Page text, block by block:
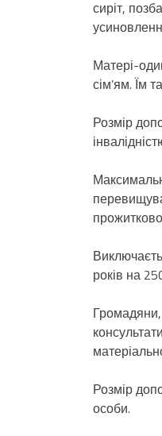
сиріт,
Матері-
сім’ям. Їм
Розмір
років на
Громадяни,
Розмір
особи.